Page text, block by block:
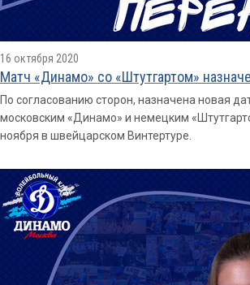
16 октября 2020
Матч «Динамо» со «Штутгартом»
По согласованию сторон, назначена новая
московским «Динамо» и немецким
ноября в швейцарском Винтертуре.